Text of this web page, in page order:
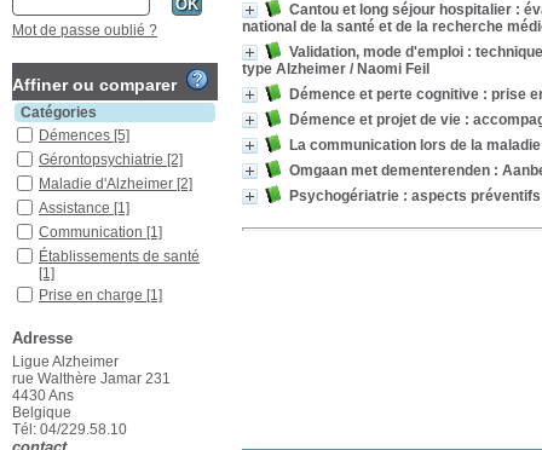
Cantou et long séjour hospitalier :
national de la santé et de la recherche
Validation, mode d'emploi :
type Alzheimer / Naomi Feil
Démence et perte cognitive : prise
Démence et projet de vie :
La communication lors de la
Omgaan met dementerenden :
Psychogériatrie : aspects
Mot de passe oublié ?
Affiner ou comparer
Catégories
Démences [5]
Gérontopsychiatrie [2]
Maladie d'Alzheimer [2]
Assistance [1]
Communication [1]
Établissements de santé
[1]
Prise en charge [1]
Relations
Relations entre
professionnels de santé et
patients
Localisation
Adresse
Ligue Alzheimer
rue Walthère Jamar 231
4430 Ans
Belgique
Tél: 04/229.58.10